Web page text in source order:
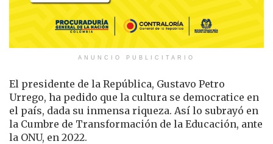
ANUNCIO PUBLICITARIO
El presidente de la República, Gustavo Petro
Urrego, ha pedido que la cultura se democratice en
el país, dada su inmensa riqueza. Así lo subrayó en
la Cumbre de Transformación de la Educación, ante
la ONU, en 2022.